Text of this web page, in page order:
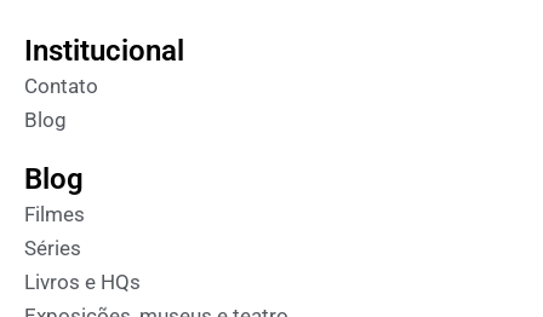
Institucional
Contato
Blog
Blog
Filmes
Séries
Livros e HQs